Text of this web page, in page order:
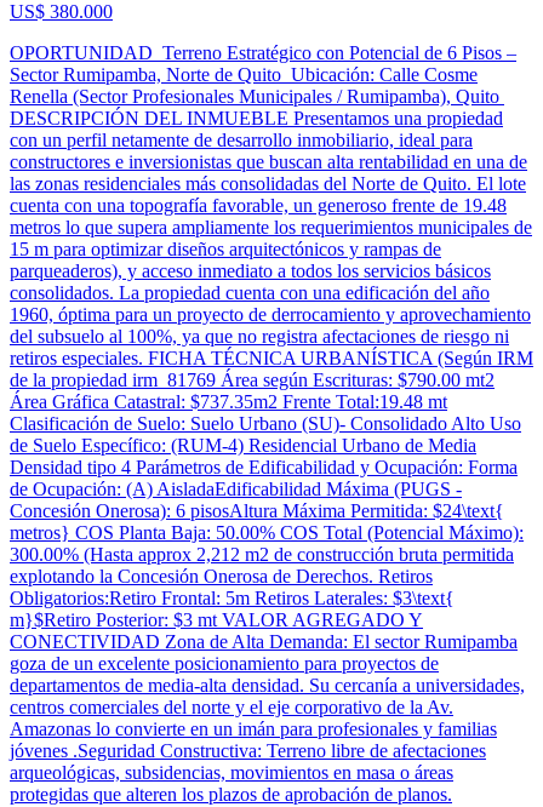
US$ 380.000
OPORTUNIDAD Terreno Estratégico con Potencial de 6 Pisos –
Sector Rumipamba, Norte de Quito Ubicación: Calle Cosme
Renella (Sector Profesionales Municipales / Rumipamba), Quito
DESCRIPCIÓN DEL INMUEBLE Presentamos una propiedad
con un perfil netamente de desarrollo inmobiliario, ideal para
constructores e inversionistas que buscan alta rentabilidad en una de
las zonas residenciales más consolidadas del Norte de Quito. El lote
cuenta con una topografía favorable, un generoso frente de 19.48
metros lo que supera ampliamente los requerimientos municipales de
15 m para optimizar diseños arquitectónicos y rampas de
parqueaderos), y acceso inmediato a todos los servicios básicos
consolidados. La propiedad cuenta con una edificación del año
1960, óptima para un proyecto de derrocamiento y aprovechamiento
del subsuelo al 100%, ya que no registra afectaciones de riesgo ni
retiros especiales. FICHA TÉCNICA URBANÍSTICA (Según IRM
de la propiedad irm_81769 Área según Escrituras: $790.00 mt2
Área Gráfica Catastral: $737.35m2 Frente Total:19.48 mt
Clasificación de Suelo: Suelo Urbano (SU)- Consolidado Alto Uso
de Suelo Específico: (RUM-4) Residencial Urbano de Media
Densidad tipo 4 Parámetros de Edificabilidad y Ocupación: Forma
de Ocupación: (A) AisladaEdificabilidad Máxima (PUGS -
Concesión Onerosa): 6 pisosAltura Máxima Permitida: $24\text{
metros} COS Planta Baja: 50.00% COS Total (Potencial Máximo):
300.00% (Hasta approx 2,212 m2 de construcción bruta permitida
explotando la Concesión Onerosa de Derechos. Retiros
Obligatorios:Retiro Frontal: 5m Retiros Laterales: $3\text{
m}$Retiro Posterior: $3 mt VALOR AGREGADO Y
CONECTIVIDAD Zona de Alta Demanda: El sector Rumipamba
goza de un excelente posicionamiento para proyectos de
departamentos de media-alta densidad. Su cercanía a universidades,
centros comerciales del norte y el eje corporativo de la Av.
Amazonas lo convierte en un imán para profesionales y familias
jóvenes .Seguridad Constructiva: Terreno libre de afectaciones
arqueológicas, subsidencias, movimientos en masa o áreas
protegidas que alteren los plazos de aprobación de planos.